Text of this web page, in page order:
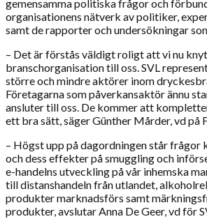
gemensamma politiska frågor och
organisationens nätverk av politiker,
samt de rapporter och undersökningar
– Det är förstås väldigt roligt att vi nu
branschorganisation till oss. SVL
större och mindre aktörer inom
Företagarna som påverkansaktör ännu
ansluter till oss. De kommer att
ett bra sätt, säger Günther Mårder, vd på
– Högst upp på dagordningen står
och dess effekter på smuggling och
e-handelns utveckling på vår inhemska
till distanshandeln från utlandet,
produkter marknadsförs samt
produkter, avslutar Anna De Geer, vd för